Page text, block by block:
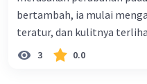
dari kiri bawah ke kanan
mana bentuk kurva jumlah
uang) naik dari kiri bawah
meningkat di mana
bertambah, ia mulai
teratur, dan kulitnya
Rani juga merasa lebih
tentang penampilannya.
3 0.0